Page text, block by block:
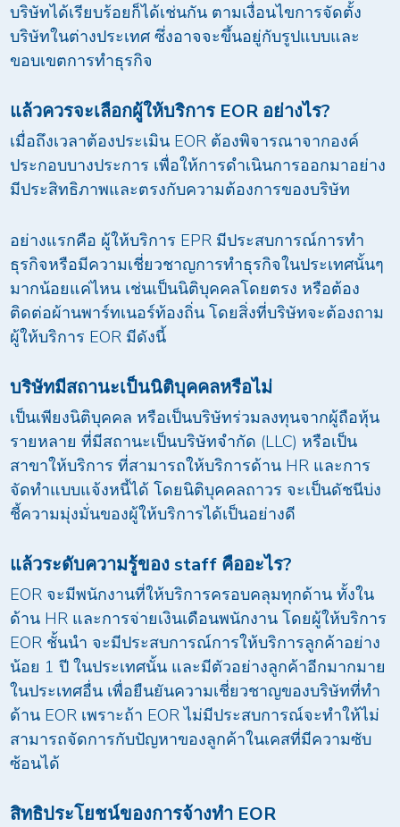
บริษัทได้เรียบร้อยก็ได้เช่นกัน ตามเงื่อนไขการจัดตั้ง
บริษัทในต่างประเทศ ซึ่งอาจจะขึ้นอยู่กับรูปแบบและ
ขอบเขตการทำธุรกิจ
แล้วควรจะเลือกผู้ให้บริการ EOR อย่างไร?
เมื่อถึงเวลาต้องประเมิน EOR ต้องพิจารณาจากองค์
ประกอบบางประการ เพื่อให้การดำเนินการออกมาอย่าง
มีประสิทธิภาพและตรงกับความต้องการของบริษัท
อย่างแรกคือ ผู้ให้บริการ EPR มีประสบการณ์การทำ
ธุรกิจหรือมีความเชี่ยวชาญการทำธุรกิจในประเทศนั้นๆ
มากน้อยแค่ไหน เช่นเป็นนิติบุคคลโดยตรง หรือต้อง
ติดต่อผ้านพาร์ทเนอร์ท้องถิ่น โดยสิ่งที่บริษัทจะต้องถาม
ผู้ให้บริการ EOR มีดังนี้
บริษัทมีสถานะเป็นนิติบุคคลหรือไม่
เป็นเพียงนิติบุคคล หรือเป็นบริษัทร่วมลงทุนจากผู้ถือหุ้น
รายหลาย ที่มีสถานะเป็นบริษัทจำกัด (LLC) หรือเป็น
สาขาให้บริการ ที่สามารถให้บริการด้าน HR และการ
จัดทำแบบแจ้งหนี้ได้ โดยนิติบุคคลถาวร จะเป็นดัชนีบ่ง
ชี้ความมุ่งมั่นของผู้ให้บริการได้เป็นอย่างดี
แล้วระดับความรู้ของ staff คืออะไร?
EOR จะมีพนักงานที่ให้บริการครอบคลุมทุกด้าน ทั้งใน
ด้าน HR และการจ่ายเงินเดือนพนักงาน โดยผู้ให้บริการ
EOR ชั้นนำ จะมีประสบการณ์การให้บริการลูกค้าอย่าง
น้อย 1 ปี ในประเทศนั้น และมีตัวอย่างลูกค้าอีกมากมาย
ในประเทศอื่น เพื่อยืนยันความเชี่ยวชาญของบริษัทที่ทำ
ด้าน EOR เพราะถ้า EOR ไม่มีประสบการณ์จะทำให้ไม่
สามารถจัดการกับปัญหาของลูกค้าในเคสที่มีความซับ
ซ้อนได้
สิทธิประโยชน์ของการจ้างทำ EOR